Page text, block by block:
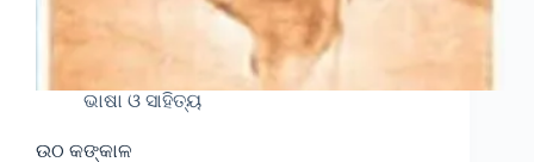
ଭାଷା ଓ ସାହିତ୍ୟ
ଉଠ କଙ୍କାଳ